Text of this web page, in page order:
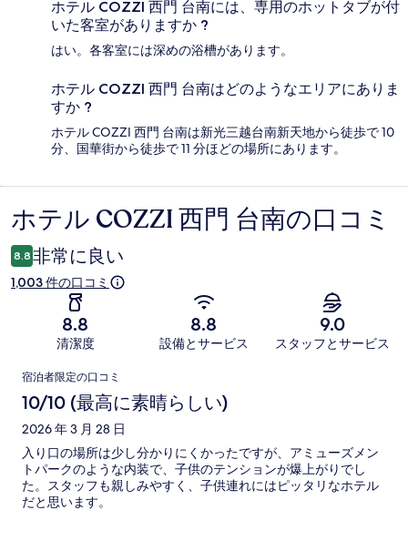
ホテル COZZI 西門 台南には、専用のホットタブが付
いた客室がありますか ?
はい。各客室には深めの浴槽があります。
ホテル COZZI 西門 台南はどのようなエリアにありま
すか ?
ホテル COZZI 西門 台南は新光三越台南新天地から徒歩で 10
分、国華街から徒歩で 11 分ほどの場所にあります。
口
コ
ミ
ホテル COZZI 西門 台南の口コミ
8.8 非常に良い
1,003 件の口コミ
8.8
清潔度
8.8
設備とサービス
9.0
スタッフとサービス
口
コ
ミ
宿泊者限定の口コミ
10/10 (最高に素晴らしい)
2026 年 3 月 28 日
入り口の場所は少し分かりにくかったですが、アミューズメン
トパークのような内装で、子供のテンションが爆上がりでし
た。スタッフも親しみやすく、子供連れにはピッタリなホテル
だと思います。